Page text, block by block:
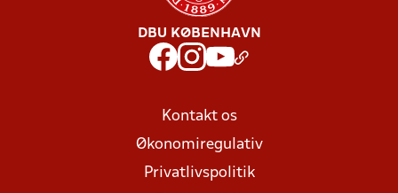
DBU KØBENHAVN
Kontakt os
Økonomiregulativ
Privatlivspolitik